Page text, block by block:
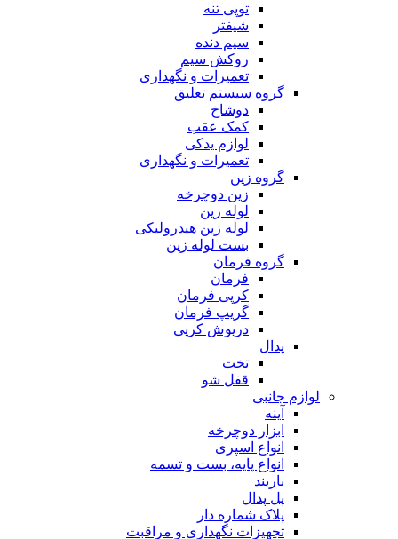
توپی تنه
شیفتر
سیم دنده
روکش سیم
تعمیرات و نگهداری
گروه سیستم تعلیق
دوشاخ
کمک عقب
لوازم یدکی
تعمیرات و نگهداری
گروه زین
زین دوچرخه
لوله زین
لوله زین هیدرولیکی
بست لوله زین
گروه فرمان
فرمان
کرپی فرمان
گریپ فرمان
درپوش کرپی
پدال
تخت
قفل شو
لوازم جانبی
آینه
ابزار دوچرخه
انواع اسپری
انواع پایه، بست و تسمه
باربند
پل پدال
پلاک شماره دار
تجهیزات نگهداری و مراقبت